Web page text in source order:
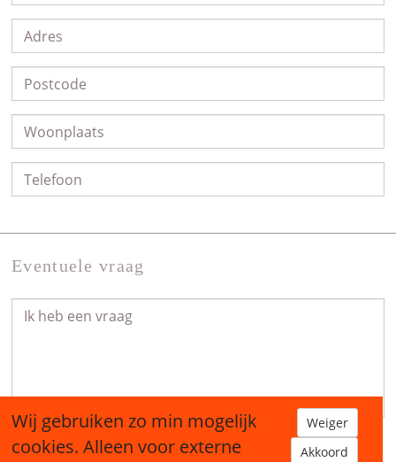
Eventuele vraag
Wij gebruiken zo min mogelijk
cookies. Alleen voor externe
Weiger
Akkoord